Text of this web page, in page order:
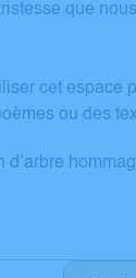
que
cet espace
ou des
d’arbre